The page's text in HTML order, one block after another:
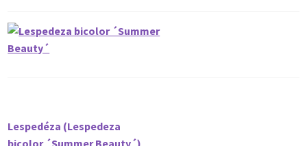
Kontakt
Navigácia
Predchádzajúci
článok:
Lespedéza (Lespedeza